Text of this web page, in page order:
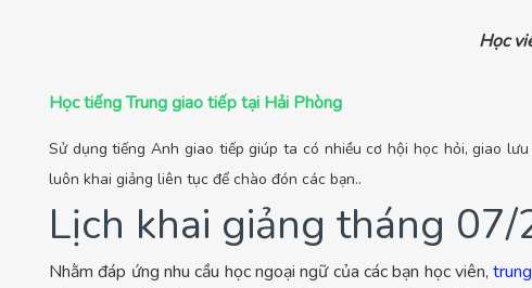
Học
Học tiếng Trung giao tiếp tại Hải Phòng
Sử dụng tiếng Anh giao tiếp giúp ta có nhiều cơ hội học hỏi, giao
luôn khai giảng liên tục để chào đón các bạn..
Lịch khai giảng tháng
Nhằm đáp ứng nhu cầu học ngoại ngữ của các bạn học viên,